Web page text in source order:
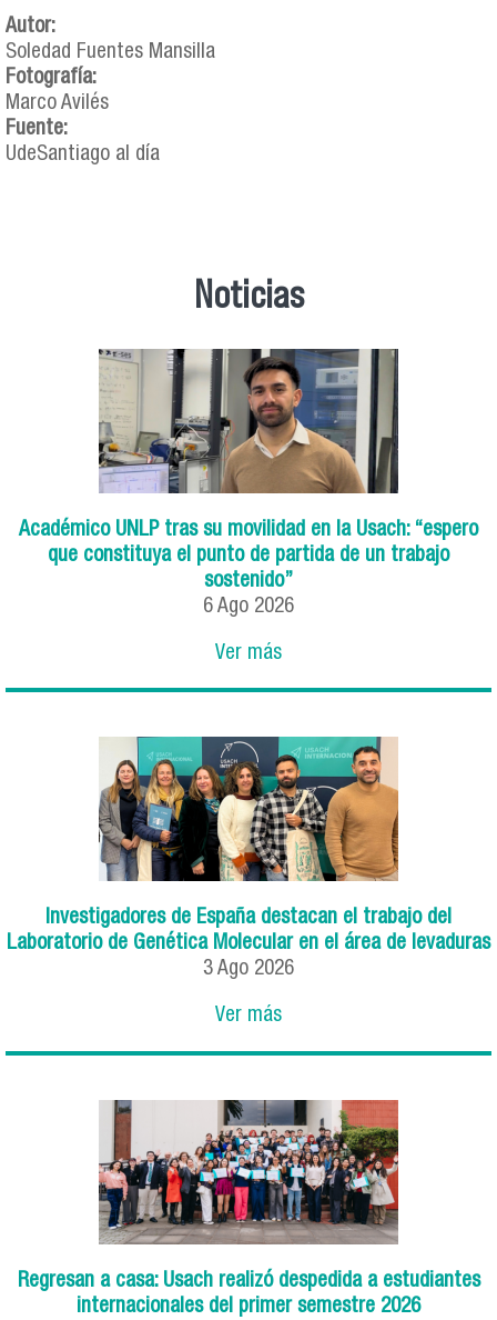
Autor:
Soledad Fuentes Mansilla
Fotografía:
Marco Avilés
Fuente:
UdeSantiago al día
Noticias
Académico UNLP tras su movilidad en la Usach: “espero
que constituya el punto de partida de un trabajo
sostenido”
6 Ago 2026
Ver más
Investigadores de España destacan el trabajo del
Laboratorio de Genética Molecular en el área de levaduras
3 Ago 2026
Ver más
Regresan a casa: Usach realizó despedida a estudiantes
internacionales del primer semestre 2026